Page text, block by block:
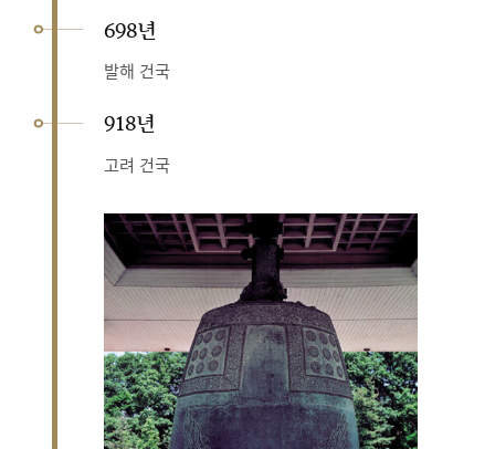
698년
발해 건국
918년
고려 건국